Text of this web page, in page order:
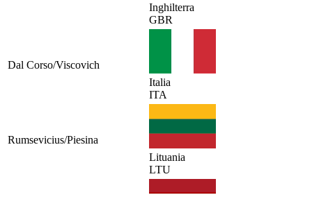
Inghilterra
GBR
Dal Corso/Viscovich
Italia
ITA
Rumsevicius/Piesina
Lituania
LTU